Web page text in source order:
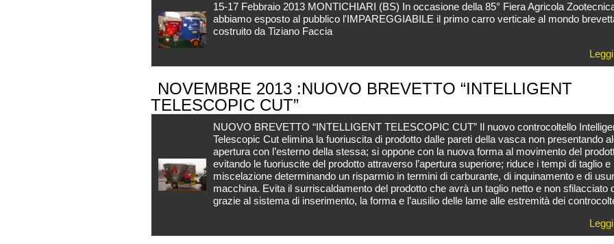
15-17 Febbraio 2013 MONTICHIARI (BS) In occasione della 85° Fiera Agricola
abbiamo esposto al pubblico l'IMPAREGGIABILE il primo carro verticale al mondo
costruito da Tiziano Faccia
NOVEMBRE 2013 :NUOVO BREVETTO “INTELLIGENT
TELESCOPIC CUT”
NUOVO BREVETTO “INTELLIGENT TELESCOPIC CUT” Il nuovo controcoltello
Telescopic Cut elimina la fuoriuscita di prodotto dalle pareti della vasca non presentando
apertura con l’esterno della stessa; si oppone con la nuova forma al movimento del
evitando le fuoriuscite del prodotto attraverso l’apertura superiore; riduce i tempi di taglio e
miscelazione determinando un risparmio in termini di carburante, di inquinamento e di
macchina. Evita il surriscaldamento del prodotto che avrà un taglio netto e non sfilacciato
grazie al sistema di inserimento, la forma e l’ausilio delle lame alle estremità dei